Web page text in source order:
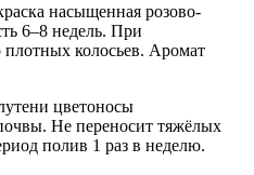
насыщенная розово-
6–8 недель. При
колосьев. Аромат
цветоносы
Не переносит тяжёлых
полив 1 раз в неделю.